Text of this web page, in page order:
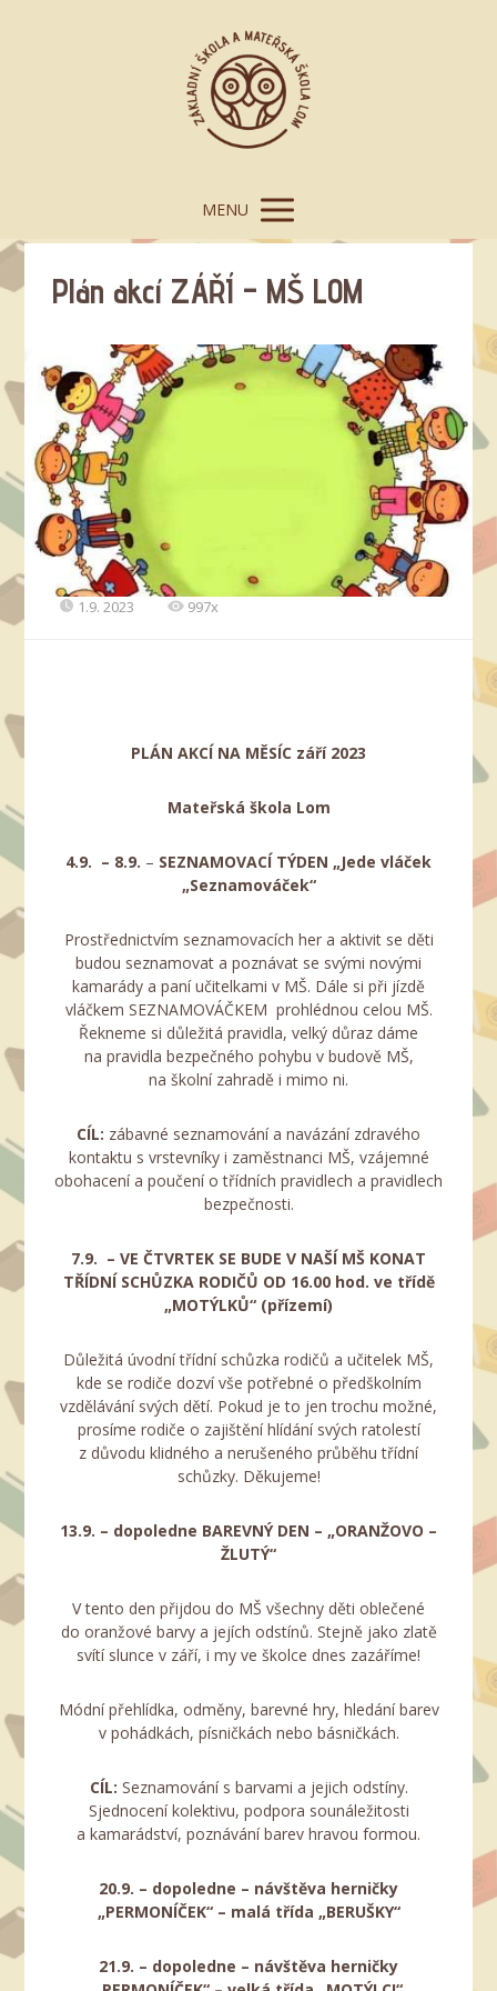
MENU
Plán akcí ZÁŘÍ – MŠ LOM
1.9. 2023 997x
PLÁN AKCÍ NA MĚSÍC září 2023
Mateřská škola Lom
4.9. – 8.9. – SEZNAMOVACÍ TÝDEN „Jede vláček
„Seznamováček“
Prostřednictvím seznamovacích her a aktivit se děti
budou seznamovat a poznávat se svými novými
kamarády a paní učitelkami v MŠ. Dále si při jízdě
vláčkem SEZNAMOVÁČKEM prohlédnou celou MŠ.
Řekneme si důležitá pravidla, velký důraz dáme
na pravidla bezpečného pohybu v budově MŠ,
na školní zahradě i mimo ni.
CÍL: zábavné seznamování a navázání zdravého
kontaktu s vrstevníky i zaměstnanci MŠ, vzájemné
obohacení a poučení o třídních pravidlech a pravidlech
bezpečnosti.
7.9. – VE ČTVRTEK SE BUDE V NAŠÍ MŠ KONAT
TŘÍDNÍ SCHŮZKA RODIČŮ OD 16.00 hod. ve třídě
„MOTÝLKŮ“ (přízemí)
Důležitá úvodní třídní schůzka rodičů a učitelek MŠ,
kde se rodiče dozví vše potřebné o předškolním
vzdělávání svých dětí. Pokud je to jen trochu možné,
prosíme rodiče o zajištění hlídání svých ratolestí
z důvodu klidného a nerušeného průběhu třídní
schůzky. Děkujeme!
13.9. – dopoledne BAREVNÝ DEN – „ORANŽOVO –
ŽLUTÝ“
V tento den přijdou do MŠ všechny děti oblečené
do oranžové barvy a jejích odstínů. Stejně jako zlatě
svítí slunce v září, i my ve školce dnes zazáříme!
Módní přehlídka, odměny, barevné hry, hledání barev
v pohádkách, písničkách nebo básničkách.
CÍL: Seznamování s barvami a jejich odstíny.
Sjednocení kolektivu, podpora sounáležitosti
a kamarádství, poznávání barev hravou formou.
20.9. – dopoledne – návštěva herničky
„PERMONÍČEK“ – malá třída „BERUŠKY“
21.9. – dopoledne – návštěva herničky